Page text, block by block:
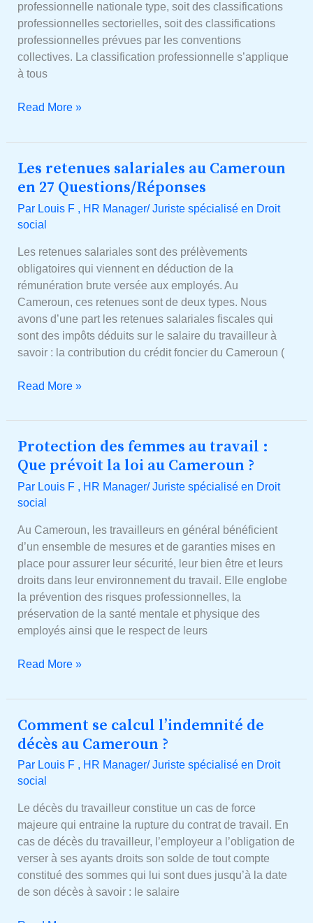
professionnelle nationale type, soit des classifications
professionnelles sectorielles, soit des classifications
professionnelles prévues par les conventions
collectives. La classification professionnelle s’applique
à tous
Read More »
Les retenues salariales au Cameroun
en 27 Questions/Réponses
Par Louis F , HR Manager/ Juriste spécialisé en Droit
social
Les retenues salariales sont des prélèvements
obligatoires qui viennent en déduction de la
rémunération brute versée aux employés. Au
Cameroun, ces retenues sont de deux types. Nous
avons d’une part les retenues salariales fiscales qui
sont des impôts déduits sur le salaire du travailleur à
savoir : la contribution du crédit foncier du Cameroun (
Les
retenues
en
27
Questions/Réponses
Read More »
Protection des femmes au travail :
Que prévoit la loi au Cameroun ?
Par Louis F , HR Manager/ Juriste spécialisé en Droit
social
Au Cameroun, les travailleurs en général bénéficient
d’un ensemble de mesures et de garanties mises en
place pour assurer leur sécurité, leur bien être et leurs
droits dans leur environnement du travail. Elle englobe
la prévention des risques professionnelles, la
préservation de la santé mentale et physique des
employés ainsi que le respect de leurs
Protection
des
:
Que
prévoit
la
loi
au
Cameroun ?
Read More »
Comment se calcul l’indemnité de
décès au Cameroun ?
Par Louis F , HR Manager/ Juriste spécialisé en Droit
social
Le décès du travailleur constitue un cas de force
majeure qui entraine la rupture du contrat de travail. En
cas de décès du travailleur, l’employeur a l’obligation de
verser à ses ayants droits son solde de tout compte
constitué des sommes qui lui sont dues jusqu’à la date
de son décès à savoir : le salaire
Comment
se
l’indemnité
décès
au
Cameroun ?